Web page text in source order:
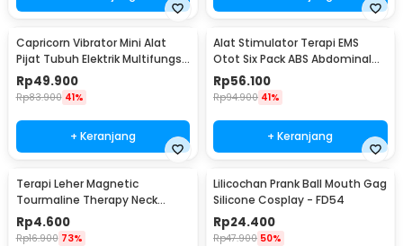
Capricorn Vibrator Mini Alat
Pijat Tubuh Elektrik Multifungsi
- EL-025
Rp49.900
Rp83.900 41%
+ Keranjang
Alat Stimulator Terapi EMS
Otot Six Pack ABS Abdominal
Muscle - 068R2
Rp56.100
Rp94.900 41%
+ Keranjang
Terapi Leher Magnetic
Tourmaline Therapy Neck
Massager - DA-3484
Rp4.600
Rp16.900 73%
Lilicochan Prank Ball Mouth Gag
Silicone Cosplay - FD54
Rp24.400
Rp47.900 50%